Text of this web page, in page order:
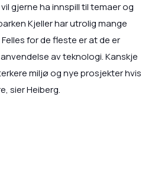
gjerne ha innspill til temaer og
Kjeller har utrolig mange
for de fleste er at de er
av teknologi. Kanskje
miljø og nye prosjekter hvis
sier Heiberg.